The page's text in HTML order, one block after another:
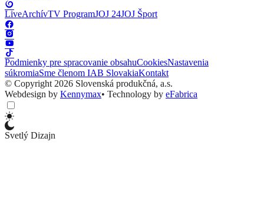
LiveArchívTV ProgramJOJ 24JOJ Šport
Podmienky pre spracovanie obsahuCookiesNastavenia
súkromiaSme členom IAB SlovakiaKontakt
© Copyright 2026 Slovenská produkčná, a.s.
Webdesign by Kennymax• Technology by eFabrica
Svetlý Dizajn